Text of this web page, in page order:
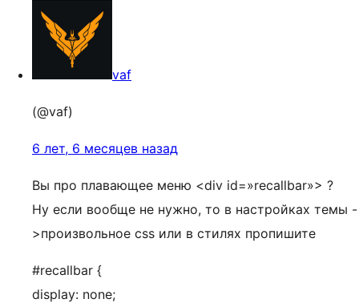
vaf
(@vaf)
6 лет, 6 месяцев назад
Вы про плавающее меню <div id=»recallbar»> ?
Ну если вообще не нужно, то в настройках темы -
>произвольное css или в стилях пропишите
#recallbar {
display: none;